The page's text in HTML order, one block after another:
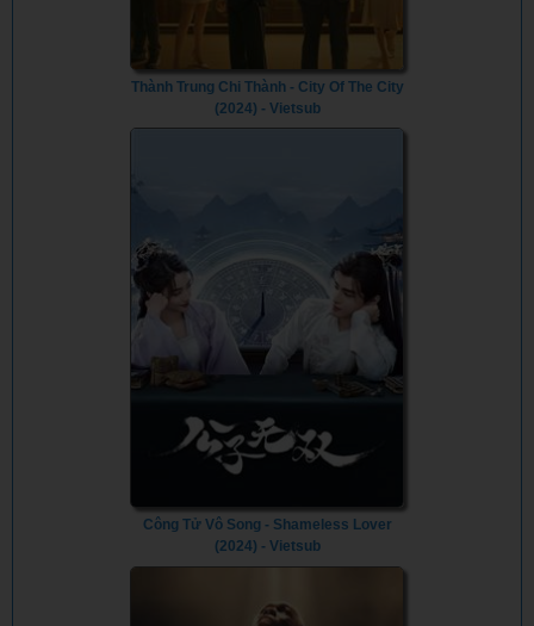
Thành Trung Chi Thành - City Of The City
(2024) - Vietsub
Công Tử Vô Song - Shameless Lover
(2024) - Vietsub